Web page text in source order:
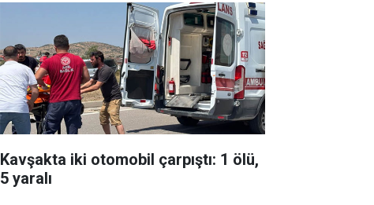
Kavşakta iki otomobil çarpıştı: 1 ölü,
5 yaralı